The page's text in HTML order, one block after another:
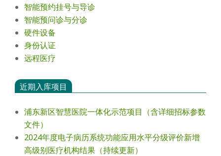
智能预约挂号与导诊
智能预问诊与分诊
硬件设备
身份认证
远程医疗
近期入库项目
浦东新区智慧医院一体化示范项目（含详细招标参数
文件）
2024年度电⼦病历系统功能应⽤⽔平分级评价新增
⾼级别医疗机构结果（持续更新）